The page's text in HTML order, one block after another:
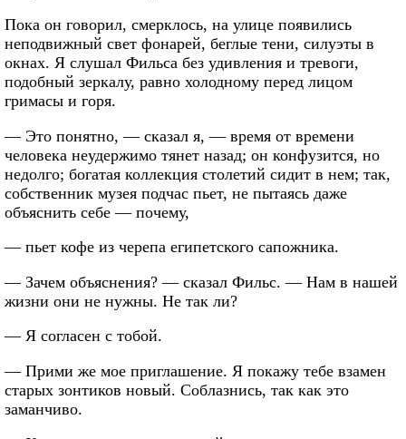
Пока он говорил, смерклось, на улице появились
неподвижный свет фонарей, беглые тени, силуэты в
окнах. Я слушал Фильса без удивления и тревоги,
подобный зеркалу, равно холодному перед лицом
гримасы и горя.
— Это понятно, — сказал я, — время от времени
человека неудержимо тянет назад; он конфузится, но
недолго; богатая коллекция столетий сидит в нем; так,
собственник музея подчас пьет, не пытаясь даже
объяснить себе — почему,
— пьет кофе из черепа египетского сапожника.
— Зачем объяснения? — сказал Фильс. — Нам в нашей
жизни они не нужны. Не так ли?
— Я согласен с тобой.
— Прими же мое приглашение. Я покажу тебе взамен
старых зонтиков новый. Соблазнись, так как это
заманчиво.